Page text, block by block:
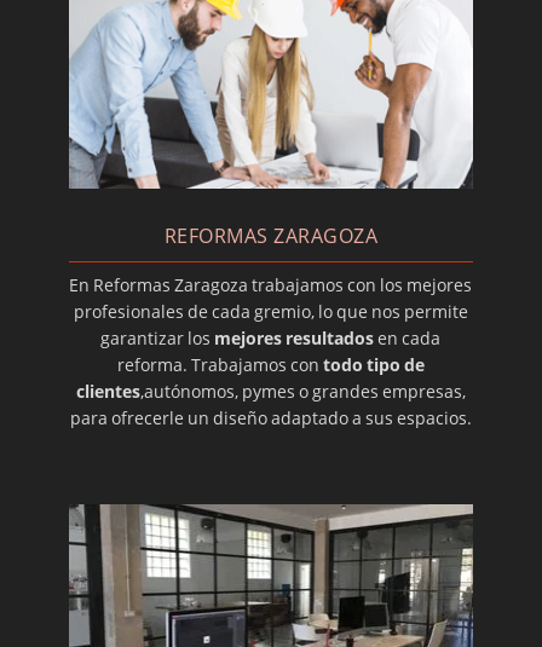
Reformas de pisos en Zaragoza
Cambio de bañera por ducha Zaragoza
Quitar gotelé Zaragoza
Interiorismo creativo en Zaragoza
Convertir local en vivienda en Zaragoza
Reformas en Valdespartera
Ventajas de realizar una reforma en verano
Reforma integral de tiendas en Zaragoza
Home staging: reforma tu casa para venderla
más rápido
Revocar paredes: ¿qué es y cómo se hace?
Albañilería en Zaragoza
Enlucir paredes: qué es y cómo se hace
¿Qué es el suelo radiante y que ventajas
aporta?
REFORMAS ZARAGOZA
En Reformas Zaragoza trabajamos con los mejores
profesionales de cada gremio, lo que nos permite
garantizar los mejores resultadosen cada
reforma. Trabajamos con todo tipo de
clientes,autónomos, pymes o grandes empresas,
para ofrecerle un diseño adaptado a sus espacios.